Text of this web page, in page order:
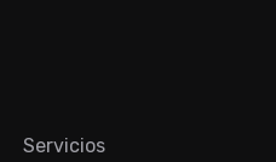
Servicios